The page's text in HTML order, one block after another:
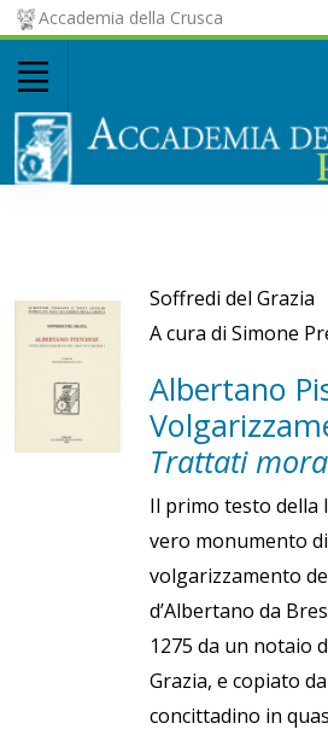
Accademia della Crusca
Soffredi del Grazia
A cura di Simone
Albertano
Trattati
Il primo testo della
vero monumento
volgarizzamento
d’Albertano da
1275 da un notaio
Grazia, e copiato
concittadino in